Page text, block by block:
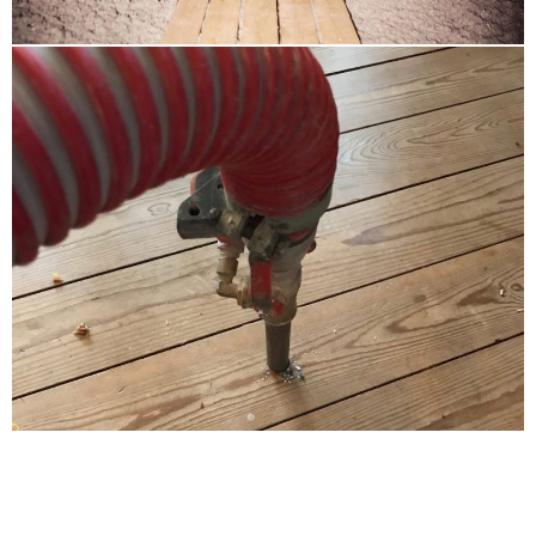
Kropp
Lauenburg
Lübeck
Lütjenburg
Malente
Marne Meldorf
Mölln
Neumünster Boostedt
Neustadt in Holstein
Niebüll Leck Bredstedt
Niendorf Schnelsen
Norderstedt
Nordfriesland
Oldenburg in Holstein
Ostholstein